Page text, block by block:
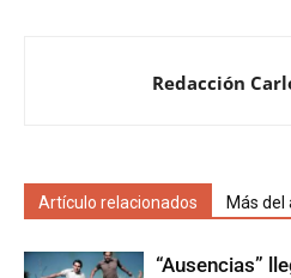
Redacción
Artículo relacionados Más del
“Ausencias”